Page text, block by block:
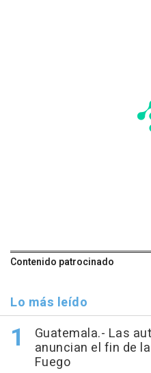
Contenido patrocinado
Lo más leído
Guatemala.- Las
anuncian el fin de
Fuego